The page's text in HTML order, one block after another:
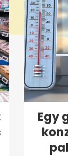
Egy